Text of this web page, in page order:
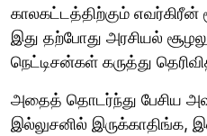
காலகட்டத்திற்கும் எவர்கிரீன்
இது தற்போது அரசியல்
நெட்டிசன்கள் கருத்து
அதைத் தொடர்ந்து பேசிய
இல்லுசனில் இருக்காதிங்க,